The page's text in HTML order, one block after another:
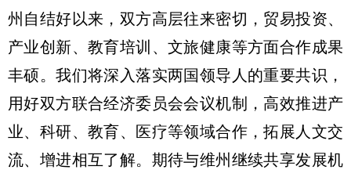
州自结好以来，双方高层往来密切，贸易投资、
产业创新、教育培训、文旅健康等方面合作成果
丰硕。我们将深入落实两国领导人的重要共识，
用好双方联合经济委员会会议机制，高效推进产
业、科研、教育、医疗等领域合作，拓展人文交
流、增进相互了解。期待与维州继续共享发展机